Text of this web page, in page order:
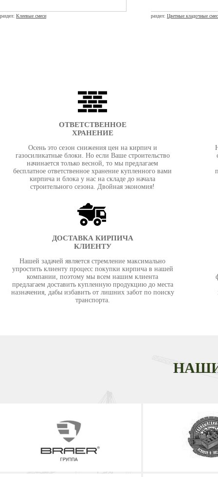
раздел: Клеевые смеси раздел: Цветные кладочные
ОТВЕТСТВЕННОЕ
ХРАНЕНИЕ
Осень это сезон снижения цен на кирпич и
газосиликатные блоки. Но если Ваше строительство
начинается только весной, то мы предлагаем
бесплатное ответственное хранение купленного вами
кирпича и блока у нас на складе до начала
строительного сезона. Двойная экономия!
ДОСТАВКА КИРПИЧА
КЛИЕНТУ
Нашей задачей является стремление максимально
упростить клиенту процесс покупки кирпича в нашей
компании, поэтому мы всем нашим клиента
предлагаем доставить купленную продукцию до места
назначения, дабы избавить от лишних забот по поиску
транспорта.